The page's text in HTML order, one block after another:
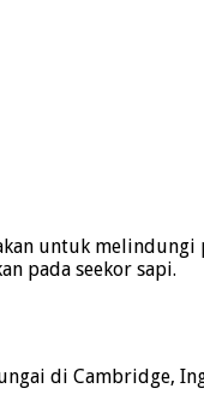
untuk
pada seekor sapi.
di Cambridge,